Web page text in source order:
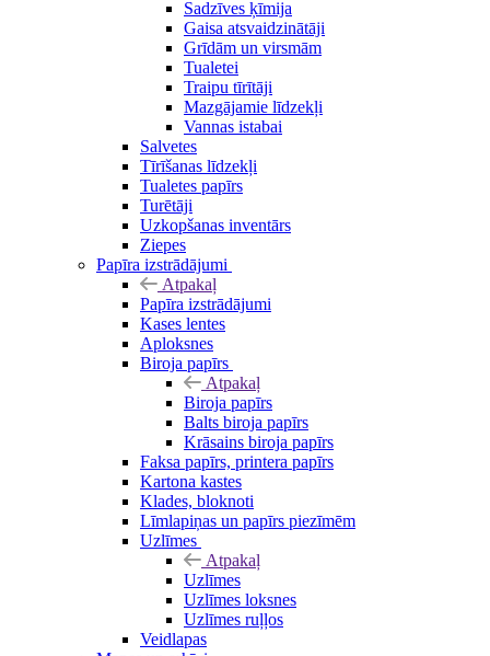
Sadzīves ķīmija
Gaisa atsvaidzinātāji
Grīdām un virsmām
Tualetei
Traipu tīrītāji
Mazgājamie līdzekļi
Vannas istabai
Salvetes
Tīrīšanas līdzekļi
Tualetes papīrs
Turētāji
Uzkopšanas inventārs
Ziepes
Papīra izstrādājumi
Atpakaļ
Papīra izstrādājumi
Kases lentes
Aploksnes
Biroja papīrs
Atpakaļ
Biroja papīrs
Balts biroja papīrs
Krāsains biroja papīrs
Faksa papīrs, printera papīrs
Kartona kastes
Klades, bloknoti
Līmlapiņas un papīrs piezīmēm
Uzlīmes
Atpakaļ
Uzlīmes
Uzlīmes loksnes
Uzlīmes ruļļos
Veidlapas